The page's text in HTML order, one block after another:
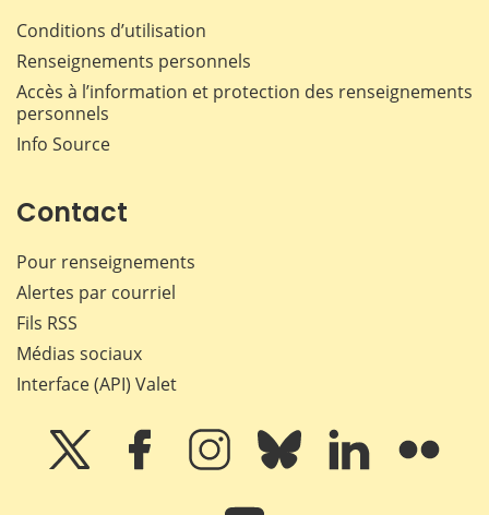
Conditions d’utilisation
Renseignements personnels
Accès à l’information et protection des renseignements
personnels
Info Source
Contact
Pour renseignements
Alertes par courriel
Fils RSS
Médias sociaux
Interface (API) Valet